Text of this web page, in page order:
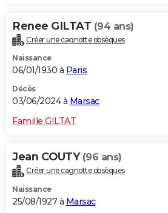
Renee GILTAT (94 ans)
Créer une cagnotte obsèques
Naissance
06/01/1930 à Paris
Décès
03/06/2024 à Marsac
Famille GILTAT
Jean COUTY (96 ans)
Créer une cagnotte obsèques
Naissance
25/08/1927 à Marsac